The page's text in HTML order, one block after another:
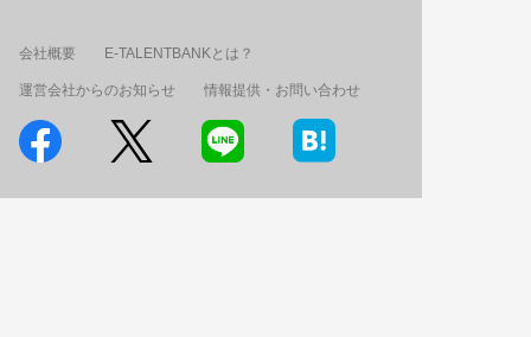
会社概要 E-TALENTBANKとは？
運営会社からのお知らせ 情報提供・お問い合わせ